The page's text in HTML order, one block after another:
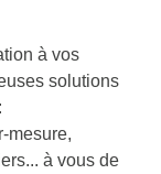
-
à vos
solutions
mesure,
à vous de